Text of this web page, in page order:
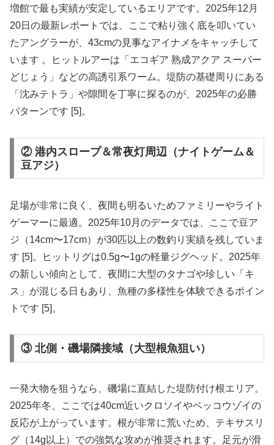
増館で最も実績が安定しているエリアです。2025年12月
20日の最新レポートでは、ここで粘り強く底を叩いてい
たアングラーが、43cmの見事なアイナメをキャッチして
います 。ヒットルアーは「エコギア 熟成アクア スーパー
どじょう」などの高誘引系ワーム。堤防の基礎周りにある
「沈みテトラ」や隙間を丁寧に探るのが、2025年の必勝
パターンです [5]。
② 港内スロープ＆常夜灯周辺（ナイトゲーム＆
豆アジ）
足場が非常に良く、夜間も明るいためファミリーやライト
ゲーマーに最適。2025年10月のデータでは、ここで豆ア
ジ（14cm〜17cm）が30匹以上の数釣り実績を残していま
す [5]。ヒットリグは0.5g〜1gの軽量ジグヘッド。2025年
の新しい傾向として、夜間に大型のタナゴや珍しい「キ
ス」が混じる日もあり、魚種の多様性を体験できるポイン
トです [5]。
③ 北側・磯場隣接域（大型根魚狙い）
一発大物を狙うなら、磯場に直結した堤防付け根エリア。
2025年冬、ここでは40cm近いクロソイやベッコウゾイの
反応が上がっています。根が非常に荒いため、テキサスリ
グ（14g以上）での強気な攻めが推奨されます。足元が滑